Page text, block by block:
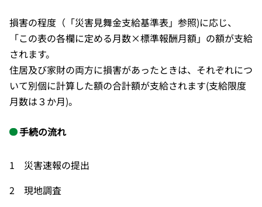
損害の程度（「災害見舞金支給基準表」参照)に応じ、
「この表の各欄に定める月数×標準報酬月額」の額が支給
されます。
住居及び家財の両方に損害があったときは、それぞれにつ
いて別個に計算した額の合計額が支給されます(支給限度
月数は３か月)。
手続の流れ
1 災害速報の提出
2 現地調査